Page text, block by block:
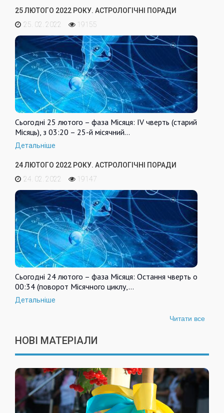
25 ЛЮТОГО 2022 РОКУ. АСТРОЛОГІЧНІ ПОРАДИ
25. 02. 2022
19155
Сьогодні 25 лютого – фаза Місяця: IV чверть (старий
Місяць), з 03:20 – 25-й місячний…
Детальніше
24 ЛЮТОГО 2022 РОКУ. АСТРОЛОГІЧНІ ПОРАДИ
24. 02. 2022
19147
Сьогодні 24 лютого – фаза Місяця: Остання чверть о
00:34 (поворот Місячного циклу,…
Детальніше
Читати все
НОВІ МАТЕРІАЛИ